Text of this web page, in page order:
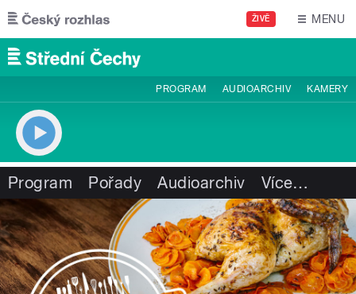
Přejít k hlavnímu obsahu
ŽIVĚ MENU
PROGRAM AUDIOARCHIV KAMERY
Program Pořady Audioarchiv Více…